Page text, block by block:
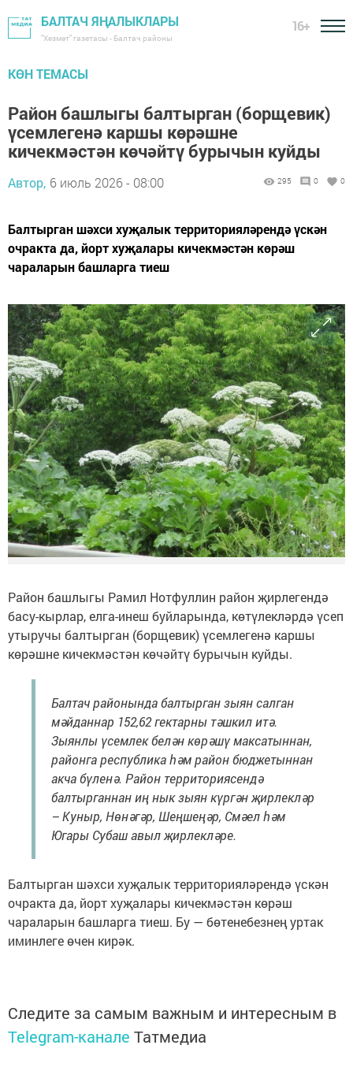
БАЛТАЧ ЯҢАЛЫКЛАРЫ
"Хезмәт" газетасы - Балтач районы
16+
КӨН ТЕМАСЫ
Район башлыгы балтырган (борщевик)
үсемлегенә каршы көрәшне
кичекмәстән көчәйтү бурычын куйды
Автор, 6 июль 2026 - 08:00 295 0 0
Балтырган шәхси хуҗалык территорияләрендә үскән
очракта да, йорт хуҗалары кичекмәстән көрәш
чараларын башларга тиеш
Район башлыгы Рамил Нотфуллин район җирлегендә
басу-кырлар, елга-инеш буйларында, көтүлекләрдә үсеп
утыручы балтырган (борщевик) үсемлегенә каршы
көрәшне кичекмәстән көчәйтү бурычын куйды.
Балтач районында балтырган зыян салган
мәйданнар 152,62 гектарны тәшкил итә.
Зыянлы үсемлек белән көрәшү максатыннан,
районга республика һәм район бюджетыннан
акча бүленә. Район территориясендә
балтырганнан иң нык зыян күргән җирлекләр
– Куныр, Нөнәгәр, Шеңшеңәр, Смәел һәм
Югары Субаш авыл җирлекләре.
Балтырган шәхси хуҗалык территорияләрендә үскән
очракта да, йорт хуҗалары кичекмәстән көрәш
чараларын башларга тиеш. Бу — бөтенебезнең уртак
иминлеге өчен кирәк.
Следите за самым важным и интересным в
Telegram-канале Татмедиа